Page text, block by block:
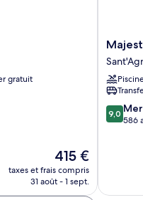
gratuit
Le
nouveau
prix
415 €
taxes et frais compris
31 août - 1 sept.
Majestic
Palace
Hotel
9.0
sur
9,0
586